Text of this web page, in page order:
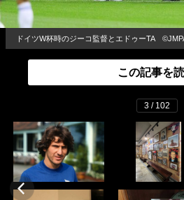
ドイツW杯時のジーコ監督とエドゥーTA
この記事を
3 / 102